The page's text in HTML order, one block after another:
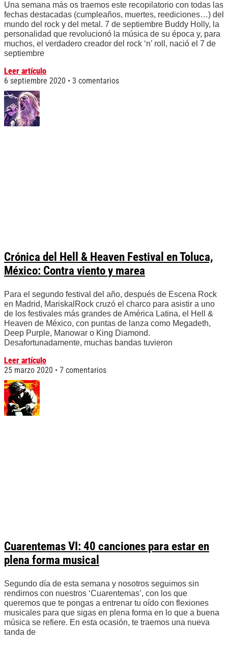
Una semana más os traemos este recopilatorio con todas las
fechas destacadas (cumpleaños, muertes, reediciones…) del
mundo del rock y del metal. 7 de septiembre Buddy Holly, la
personalidad que revolucionó la música de su época y, para
muchos, el verdadero creador del rock ‘n’ roll, nació el 7 de
septiembre
Leer artículo
6 septiembre 2020
3 comentarios
Crónica del Hell & Heaven Festival en Toluca,
México: Contra viento y marea
Para el segundo festival del año, después de Escena Rock
en Madrid, MariskalRock cruzó el charco para asistir a uno
de los festivales más grandes de América Latina, el Hell &
Heaven de México, con puntas de lanza como Megadeth,
Deep Purple, Manowar o King Diamond.
Desafortunadamente, muchas bandas tuvieron
Leer artículo
25 marzo 2020
7 comentarios
Cuarentemas VI: 40 canciones para estar en
plena forma musical
Segundo día de esta semana y nosotros seguimos sin
rendirnos con nuestros ‘Cuarentemas’, con los que
queremos que te pongas a entrenar tu oído con flexiones
musicales para que sigas en plena forma en lo que a buena
música se refiere. En esta ocasión, te traemos una nueva
tanda de